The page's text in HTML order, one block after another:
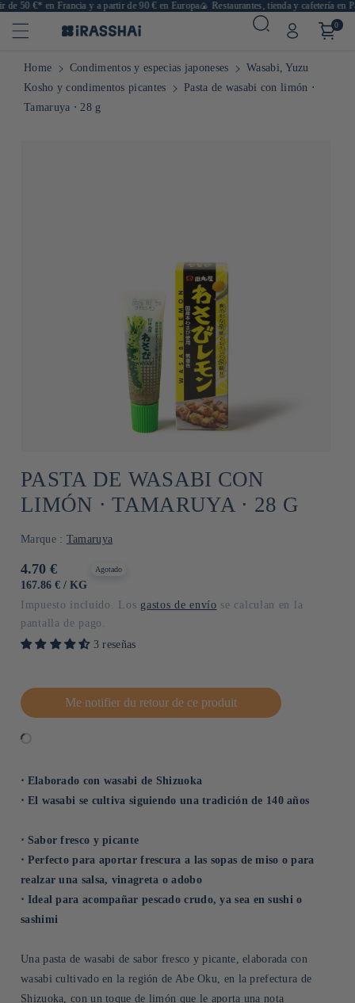
50 €* en Francia y a partir de 90 € en Europa🍙 Restaurantes, tienda y cafetería en
0
Home Condimentos y especias japoneses
Wasabi, Yuzu
Kosho y condimentos picantes
Pasta de wasabi con limón ⋅
Tamaruya ⋅ 28 g
PASTA DE WASABI CON
LIMÓN ⋅ TAMARUYA ⋅ 28 G
Marque : Tamaruya
Precio
habitual
4.70 €
PRECIO
167.86 € / POR
KG
Agotado
Impuesto incluido. Los gastos de envío se calculan en la
pantalla de pago.
3 reseñas
Me notifier du retour de ce produit
⋅ Elaborado con wasabi de Shizuoka
⋅ El wasabi se cultiva siguiendo una tradición de 140 años
⋅ Sabor fresco y picante
⋅ Perfecto para aportar frescura a las sopas de miso o para
realzar una salsa, vinagreta o adobo
⋅ Ideal para acompañar pescado crudo, ya sea en sushi o
sashimi
Una pasta de wasabi de sabor fresco y picante, elaborada con
wasabi cultivado en la región de Abe Oku, en la prefectura de
Shizuoka, con un toque de limón que le aporta una nota